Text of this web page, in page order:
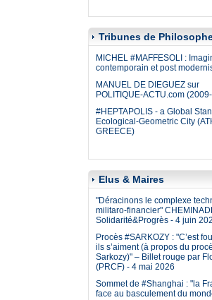
Tribunes de
MICHEL #MAFFESOLI :
contemporain et post
MANUEL DE DIEGUEZ sur
POLITIQUE-ACTU.com
#HEPTAPOLIS - a Global
Ecological-Geometric City
GREECE)
Elus & Maires
"Déracinons le complexe
militaro-financier"
Solidarité&Progrès - 4 juin
Procès #SARKOZY : "C’est
ils s’aiment (à propos du
Sarkozy)" – Billet rouge par
(PRCF) - 4 mai 2026
Sommet de #Shanghai : "la
face au basculement du